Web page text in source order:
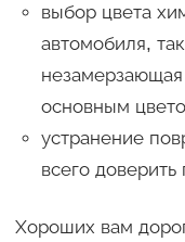
выбор цвета
автомобиля,
незамерзающая
основным
устранение
всего
Хороших вам